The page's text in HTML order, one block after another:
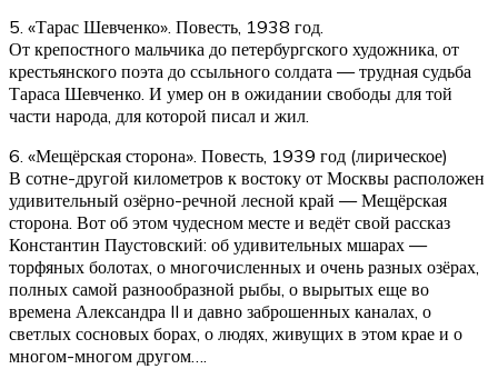
5. «Тарас Шевченко». Повесть, 1938 год.
От крепостного мальчика до петербургского художника, от
крестьянского поэта до ссыльного солдата — трудная судьба
Тараса Шевченко. И умер он в ожидании свободы для той
части народа, для которой писал и жил.
6. «Мещёрская сторона». Повесть, 1939 год (лирическое)
В сотне-другой километров к востоку от Москвы расположен
удивительный озёрно-речной лесной край — Мещёрская
сторона. Вот об этом чудесном месте и ведёт свой рассказ
Константин Паустовский: об удивительных мшарах —
торфяных болотах, о многочисленных и очень разных озёрах,
полных самой разнообразной рыбы, о вырытых еще во
времена Александра II и давно заброшенных каналах, о
светлых сосновых борах, о людях, живущих в этом крае и о
многом-многом другом….